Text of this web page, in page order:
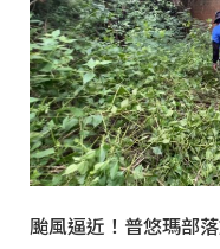
颱風逼近！普悠瑪部